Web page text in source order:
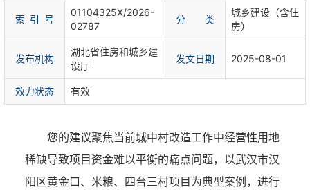
索 引 号
01104325X/2026-
02787
分 类
城乡建设（含住
房）
发布机构
湖北省住房和城乡建
设厅
发文日期 2025-08-01
效力状态 有效
您的建议聚焦当前城中村改造工作中经营性用地
稀缺导致项目资金难以平衡的痛点问题，以武汉市汉
阳区黄金口、米粮、四台三村项目为典型案例，进行